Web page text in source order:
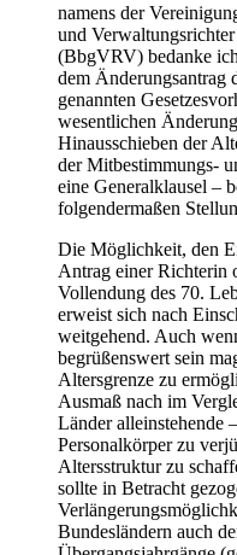
namens der
und
(BbgVRV) bedanke
dem Änderungsantrag
genannten
wesentlichen
Hinausschieben der
der Mitbestimmungs-
eine Generalklausel –
folgendermaßen
Die Möglichkeit, den
Antrag einer Richterin
Vollendung des 70.
erweist sich nach
weitgehend. Auch
begrüßenswert sein
Altersgrenze zu
Ausmaß nach im
Länder alleinstehende
Personalkörper zu
Altersstruktur zu
sollte in Betracht
Bundesländern auch